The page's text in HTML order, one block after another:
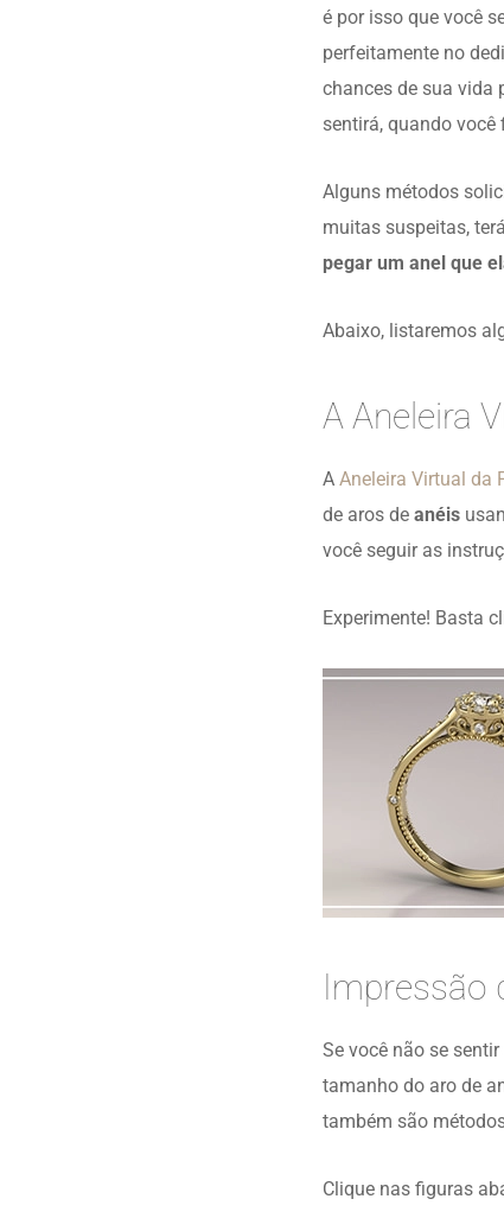
é por isso que você
perfeitamente no
chances de sua vida
sentirá, quando você
Alguns métodos
muitas suspeitas,
pegar um anel que
Abaixo, listaremos
A Aneleira
A Aneleira Virtual da
de aros de anéis
você seguir as
Experimente! Basta
Impressão
Se você não se
tamanho do aro de
também são
Clique nas figuras